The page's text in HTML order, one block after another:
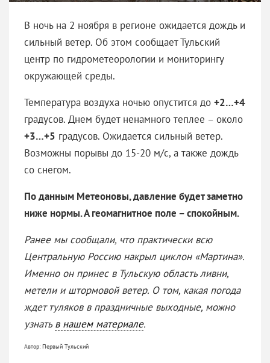
В ночь на 2 ноября в регионе ожидается дождь и
сильный ветер. Об этом сообщает Тульский
центр по гидрометеорологии и мониторингу
окружающей среды.
Температура воздуха ночью опустится до +2…+4
градусов. Днем будет ненамного теплее – около
+3…+5 градусов. Ожидается сильный ветер.
Возможны порывы до 15-20 м/с, а также дождь
со снегом.
По данным Метеоновы, давление будет заметно
ниже нормы. А геомагнитное поле – спокойным.
Ранее мы сообщали, что практически всю
Центральную Россию накрыл циклон «Мартина».
Именно он принес в Тульскую область ливни,
метели и штормовой ветер. О том, какая погода
ждет туляков в праздничные выходные, можно
узнатьв нашем материале.
Автор: Первый Тульский